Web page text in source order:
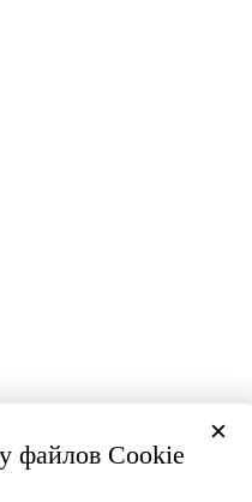
файлов Cookie